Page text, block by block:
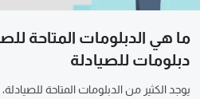
ما هي الدبلومات المتاحة
دبلومات للصيادلة
يوجد الكثير من الدبلومات المتاحة